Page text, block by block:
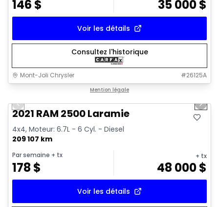
146 $ 35 000$
Voir les détails
Consultez l'historique
Mont-Joli Chrysler #26125A
Mention légale
Vidéo disponible
Previous slide Next
2021 RAM 2500 Laramie
4x4, Moteur: 6.7L - 6 Cyl. - Diesel
209 107 km
Par semaine + tx
178 $
+ tx
48 000$
Voir les détails